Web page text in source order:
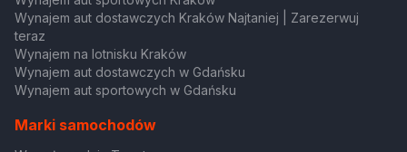
Wynajem aut dostawczych Kraków Najtaniej | Zarezerwuj
teraz
Wynajem na lotnisku Kraków
Wynajem aut dostawczych w Gdańsku
Wynajem aut sportowych w Gdańsku
Marki samochodów